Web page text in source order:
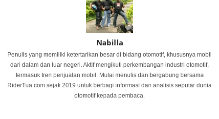
Nabilla
Penulis yang memiliki ketertarikan besar di bidang otomotif, khususnya mobil
dari dalam dan luar negeri. Aktif mengikuti perkembangan industri otomotif,
termasuk tren penjualan mobil. Mulai menulis dan bergabung bersama
RiderTua.com sejak 2019 untuk berbagi informasi dan analisis seputar dunia
otomotif kepada pembaca.